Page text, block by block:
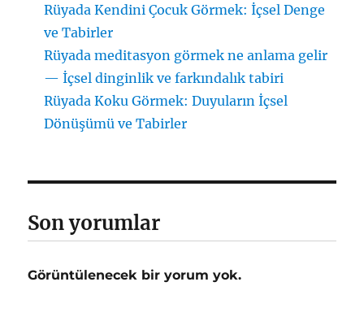
Rüyada Kendini Çocuk Görmek: İçsel Denge
ve Tabirler
Rüyada meditasyon görmek ne anlama gelir
— İçsel dinginlik ve farkındalık tabiri
Rüyada Koku Görmek: Duyuların İçsel
Dönüşümü ve Tabirler
Son yorumlar
Görüntülenecek bir yorum yok.